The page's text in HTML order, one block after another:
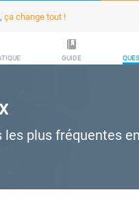
ça change tout !
GUIDE
les plus fréquentes